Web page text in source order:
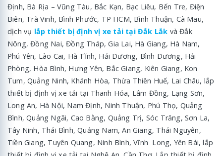
Định, Bà Rịa – Vũng Tàu, Bắc Kạn, Bạc Liêu, Bến Tre, Điện
Biên, Trà Vinh, Bình Phước, TP HCM, Bình Thuận, Cà Mau,
dịch vụ lắp thiết bị định vị xe tải tại Đắk Lắk và Đắk
Nông, Đồng Nai, Đồng Tháp, Gia Lai, Hà Giang, Hà Nam,
Phú Yên, Lào Cai, Hà Tĩnh, Hải Dương, Bình Dương, Hải
Phòng, Hòa Bình, Hưng Yên, Bắc Giang, Kiên Giang, Kon
Tum, Quảng Ninh, Khánh Hòa, Thừa Thiên Huế, Lai Châu, lắp
thiết bị định vị xe tải tại Thanh Hóa, Lâm Đồng, Lạng Sơn,
Long An, Hà Nội, Nam Định, Ninh Thuận, Phú Thọ, Quảng
Bình, Quảng Ngãi, Cao Bằng, Quảng Trị, Sóc Trăng, Sơn La,
Tây Ninh, Thái Bình, Quảng Nam, An Giang, Thái Nguyên,
Tiền Giang, Tuyên Quang, Ninh Bình, Vĩnh Long, Yên Bái, lắp